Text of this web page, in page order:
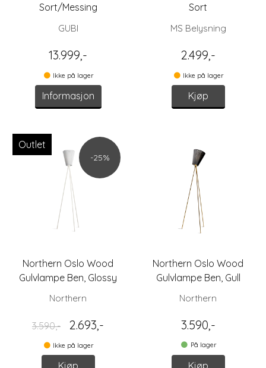
Sort/Messing
GUBI
13.999,-
Ikke på lager
Informasjon
Sort
MS Belysning
2.499,-
Ikke på lager
Kjøp
Outlet
-25%
Northern Oslo Wood
Gulvlampe Ben, Glossy
Northern
3.590,- 2.693,-
Ikke på lager
Northern Oslo Wood
Gulvlampe Ben, Gull
Northern
3.590,-
På lager